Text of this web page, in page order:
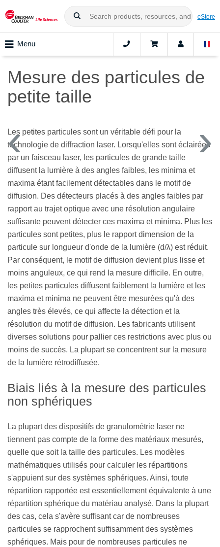
eStore
Menu
Mesure des particules de
petite taille
Les petites particules sont un véritable défi pour la
technologie de diffraction laser. Lorsqu'elles sont éclairées
par un faisceau laser, les particules de grande taille
diffusent la lumière à des angles faibles, les minima et
maxima étant facilement détectables dans le motif de
diffusion. Des détecteurs placés à des angles faibles par
rapport au trajet optique avec une résolution angulaire
suffisante peuvent détecter ces maxima et minima. Plus les
particules sont petites, plus le rapport dimension de la
particule sur longueur d'onde de la lumière (d/λ) est réduit.
Par conséquent, le motif de diffusion devient plus lisse et
moins anguleux, ce qui rend la mesure difficile. En outre,
les petites particules diffusent faiblement la lumière et les
maxima et minima ne peuvent être mesurées qu'à des
angles très élevés, ce qui affecte la détection et la
résolution du motif de diffusion. Les fabricants utilisent
diverses solutions pour pallier ces restrictions avec plus ou
moins de succès. La plupart se concentrent sur la mesure
de la lumière rétrodiffusée.
Biais liés à la mesure des particules
non sphériques
La plupart des dispositifs de granulométrie laser ne
tiennent pas compte de la forme des matériaux mesurés,
quelle que soit la taille des particules. Les modèles
mathématiques utilisés pour calculer les répartitions
s'appuient sur des systèmes sphériques. Ainsi, toute
répartition rapportée est essentiellement équivalente à une
répartition sphérique du matériau analysé. Dans la plupart
des cas, cela s'avère suffisant car de nombreuses
particules se rapprochent suffisamment des systèmes
sphériques. Mais pour de nombreuses particules ne